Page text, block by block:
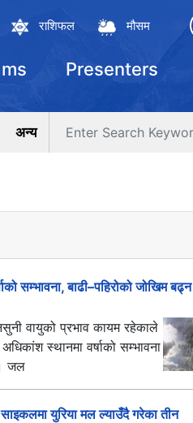
राशिफल मौसम
Presenters
अन्य
सम्भावना, बाढी–पहिरोको जोखिम बढ्न
वायुको प्रभाव कायम रहेकाले
स्थानमा वर्षाको सम्भावना
जल
युरिया मल ल्याउँदै गरेका तीन